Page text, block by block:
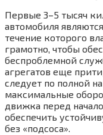
Первые 3–5 тысяч
автомобиля
течение которого
грамотно, чтобы
беспроблемной
агрегатов еще
следует по полной
максимальные
движка перед
обеспечить
без «подсоса».